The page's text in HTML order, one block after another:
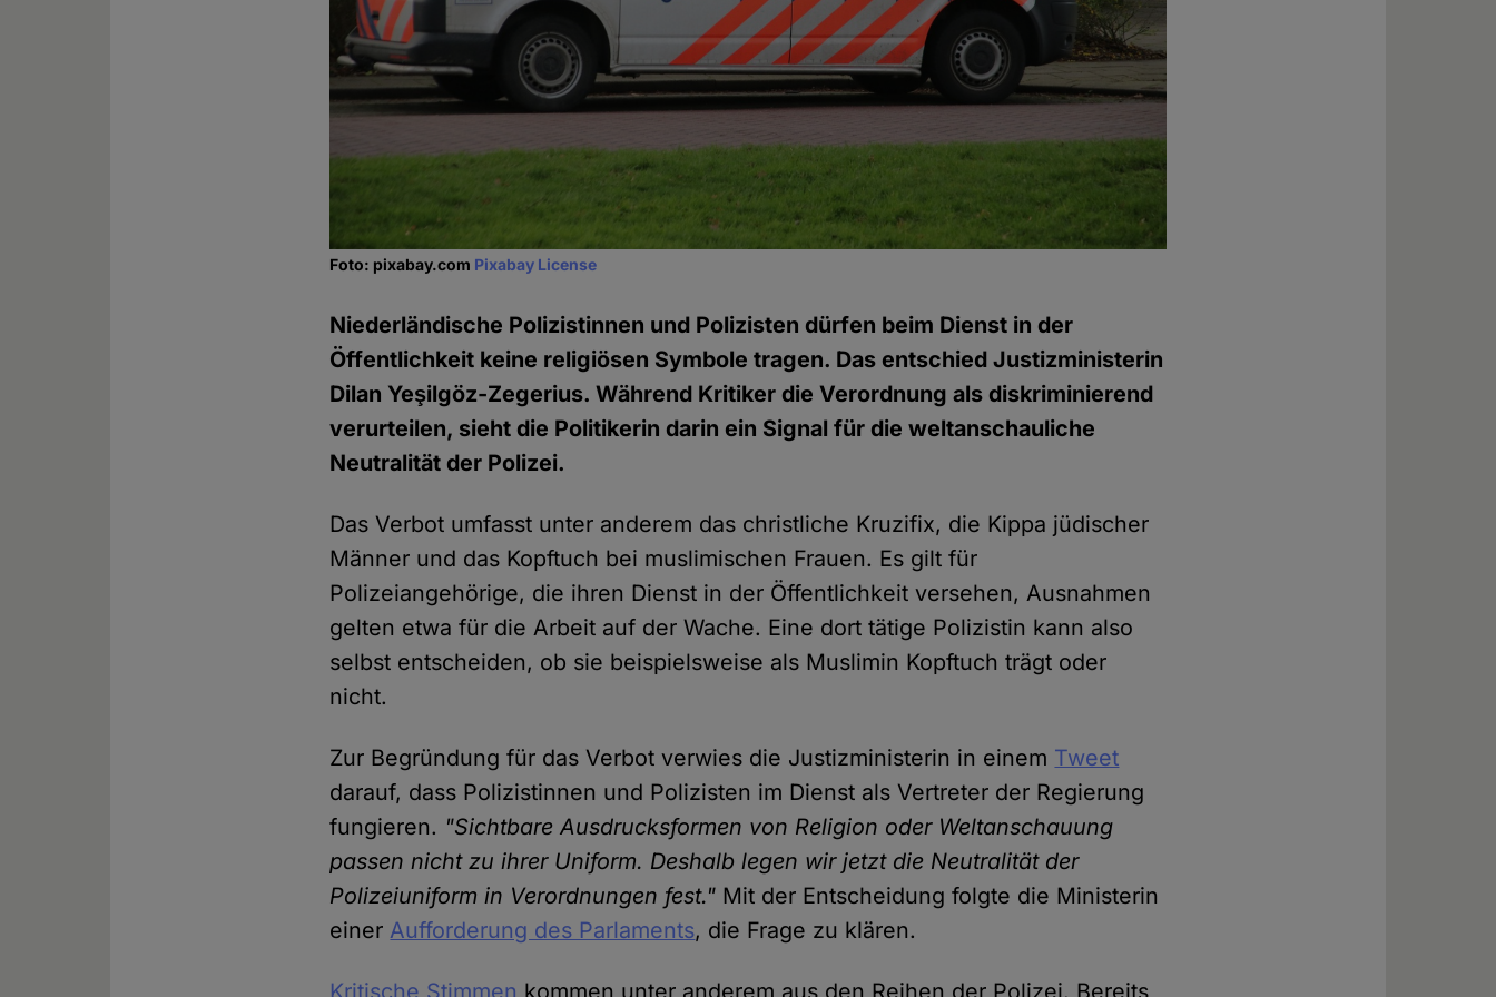
Foto: pixabay.com Pixabay License
Niederländische Polizistinnen und Polizisten dürfen beim Dienst in der
Öffentlichkeit keine religiösen Symbole tragen. Das entschied Justizministerin
Dilan Yeşilgöz-Zegerius. Während Kritiker die Verordnung als diskriminierend
verurteilen, sieht die Politikerin darin ein Signal für die weltanschauliche
Neutralität der Polizei.
Das Verbot umfasst unter anderem das christliche Kruzifix, die Kippa jüdischer
Männer und das Kopftuch bei muslimischen Frauen. Es gilt für
Polizeiangehörige, die ihren Dienst in der Öffentlichkeit versehen, Ausnahmen
gelten etwa für die Arbeit auf der Wache. Eine dort tätige Polizistin kann also
selbst entscheiden, ob sie beispielsweise als Muslimin Kopftuch trägt oder
nicht.
Zur Begründung für das Verbot verwies die Justizministerin in einem Tweet
darauf, dass Polizistinnen und Polizisten im Dienst als Vertreter der Regierung
fungieren. "Sichtbare Ausdrucksformen von Religion oder Weltanschauung
passen nicht zu ihrer Uniform. Deshalb legen wir jetzt die Neutralität der
Polizeiuniform in Verordnungen fest." Mit der Entscheidung folgte die Ministerin
einerAufforderung des Parlaments, die Frage zu klären.